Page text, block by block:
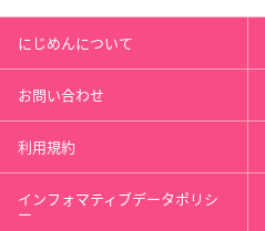
にじめんについて
お問い合わせ
利用規約
インフォマティブデータポリシ
ー